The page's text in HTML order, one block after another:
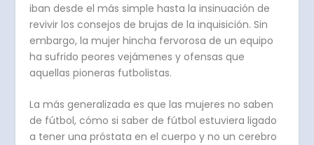
iban desde el más simple hasta la insinuación de
revivir los consejos de brujas de la inquisición. Sin
embargo, la mujer hincha fervorosa de un equipo
ha sufrido peores vejámenes y ofensas que
aquellas pioneras futbolistas.
La más generalizada es que las mujeres no saben
de fútbol, cómo si saber de fútbol estuviera ligado
a tener una próstata en el cuerpo y no un cerebro